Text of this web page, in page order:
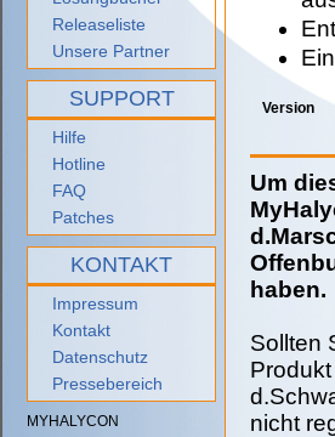
Releaseliste
Unsere Partner
SUPPORT
Hilfe
Hotline
FAQ
Patches
KONTAKT
Impressum
Kontakt
Datenschutz
Pressebereich
MYHALYCON
Version
Um
haben.
Sollten
nicht